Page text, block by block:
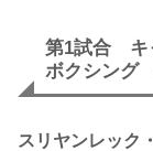
第1試合 キ
ボクシング
スリヤンレック